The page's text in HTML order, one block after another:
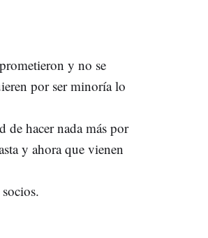
y no se
por ser minoría lo
hacer nada más por
y ahora que vienen